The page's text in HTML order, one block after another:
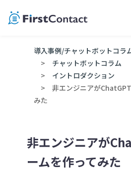
導入事例/チャットボットコラ
チャットボットコラム
イントロダクション
非エンジニアが
みた
非エンジニアが
ームを作ってみた